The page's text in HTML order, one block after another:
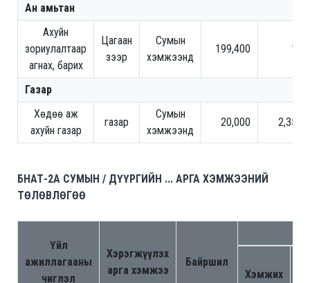
Ан амьтан
Ахуйн
зориулалтаар
агнах, барих
Цагаан
зээр
Сумын
хэмжээнд
199,400 10
Газар
Хөдөө аж
ахуйн газар
газар
Сумын
хэмжээнд
20,000 2,350
БНАТ-2A СУМЫН / ДҮҮРГИЙН ... АРГА ХЭМЖЭЭНИЙ
ТӨЛӨВЛӨГӨӨ
Үйл
ажиллагааны
чиглэл
Хэрэгжүүлэх
арга хэмжээ
Байршил
Хэмжих